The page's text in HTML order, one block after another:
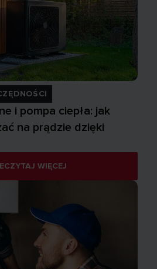
i pompa ciepła: jak
na prądzie dzięki
WIĘCEJ